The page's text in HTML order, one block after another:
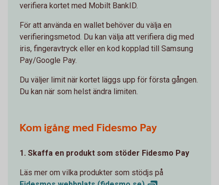
verifiera kortet med Mobilt BankID.
För att använda en wallet behöver du välja en
verifieringsmetod. Du kan välja att verifiera dig med
iris, fingeravtryck eller en kod kopplad till Samsung
Pay/Google Pay.
Du väljer limit när kortet läggs upp för första gången.
Du kan när som helst ändra limiten.
Kom igång med Fidesmo Pay
1. Skaffa en produkt som stöder Fidesmo Pay
Läs mer om vilka produkter som stödjs på